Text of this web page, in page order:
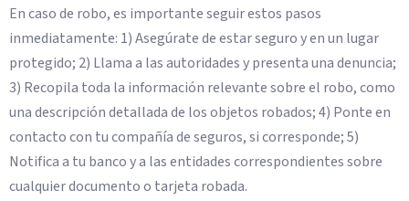
En caso de robo, es importante seguir estos pasos
inmediatamente: 1) Asegúrate de estar seguro y en un lugar
protegido; 2) Llama a las autoridades y presenta una denuncia;
3) Recopila toda la información relevante sobre el robo, como
una descripción detallada de los objetos robados; 4) Ponte en
contacto con tu compañía de seguros, si corresponde; 5)
Notifica a tu banco y a las entidades correspondientes sobre
cualquier documento o tarjeta robada.